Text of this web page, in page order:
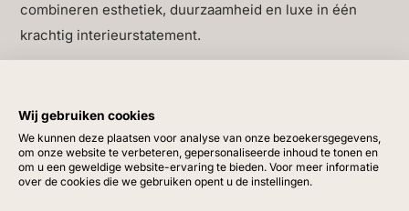
combineren esthetiek, duurzaamheid en luxe in één
krachtig interieurstatement.
die natuurlijk overlopen van kern naar rand. De textuur is
zacht en realistisch, met verfijnde nerven die de bloem
diepte geven. De steel is stevig maar flexibel, waardoor
Wij gebruiken cookies
We kunnen deze plaatsen voor analyse van onze bezoekersgegevens,
om onze website te verbeteren, gepersonaliseerde inhoud te tonen en
om u een geweldige website-ervaring te bieden. Voor meer informatie
over de cookies die we gebruiken opent u de instellingen.